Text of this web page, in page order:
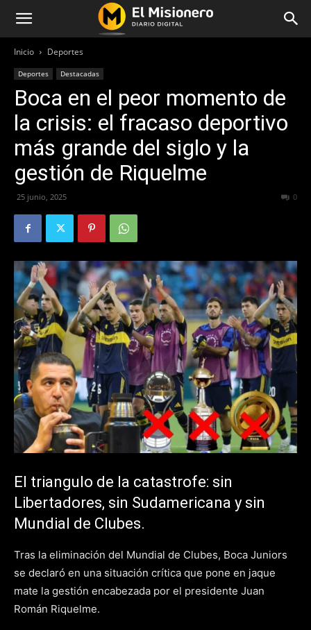
Inicio Deportes
Deportes Destacadas
Boca en el peor momento de
la crisis: el fracaso deportivo
más grande del siglo y la
gestión de Riquelme
25 junio, 2025 0
El triangulo de la catastrofe: sin
Libertadores, sin Sudamericana y sin
Mundial de Clubes.
Tras la eliminación del Mundial de Clubes, Boca Juniors
se declaró en una situación crítica que pone en jaque
mate la gestión encabezada por el presidente Juan
Román Riquelme.